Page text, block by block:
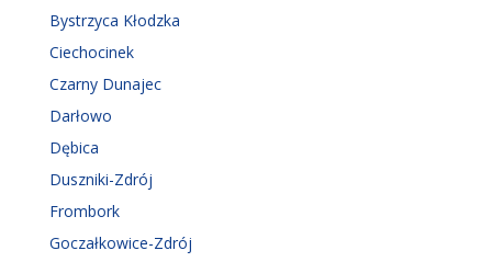
Bystrzyca Kłodzka
Ciechocinek
Czarny Dunajec
Darłowo
Dębica
Duszniki-Zdrój
Frombork
Goczałkowice-Zdrój